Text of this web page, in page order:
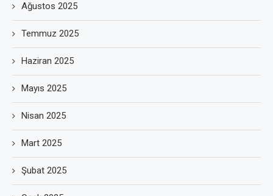
Ağustos 2025
Temmuz 2025
Haziran 2025
Mayıs 2025
Nisan 2025
Mart 2025
Şubat 2025